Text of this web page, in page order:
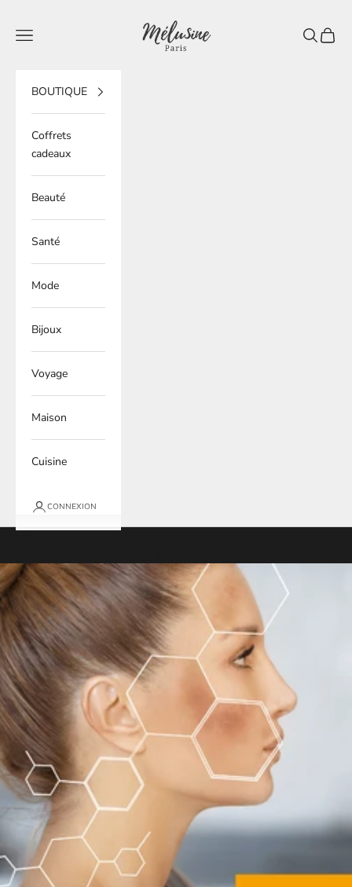
Mélusine Paris
Ouvrir la navigation
Ouvrir la
Voir
BOUTIQUE
Coffrets
cadeaux
Beauté
Santé
Mode
Bijoux
Voyage
Maison
Cuisine
CONNEXION